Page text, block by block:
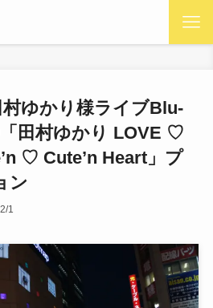
村ゆかり様ライブBlu-
田村ゆかり LOVE ♡
♡ Cute’n Heart」プ
ン
1